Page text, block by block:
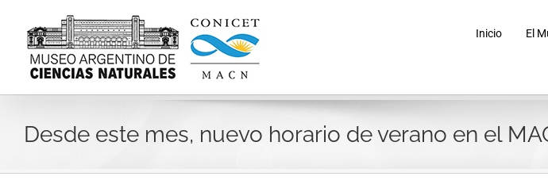
content
Inicio El
Desde este mes, nuevo horario de verano en el